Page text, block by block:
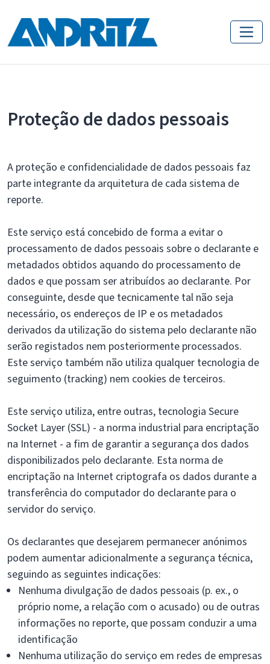
Proteção de dados pessoais
A proteção e confidencialidade de dados pessoais faz
parte integrante da arquitetura de cada sistema de
reporte.
Este serviço está concebido de forma a evitar o
processamento de dados pessoais sobre o declarante e
metadados obtidos aquando do processamento de
dados e que possam ser atribuídos ao declarante. Por
conseguinte, desde que tecnicamente tal não seja
necessário, os endereços de IP e os metadados
derivados da utilização do sistema pelo declarante não
serão registados nem posteriormente processados.
Este serviço também não utiliza qualquer tecnologia de
seguimento (tracking) nem cookies de terceiros.
Este serviço utiliza, entre outras, tecnologia Secure
Socket Layer (SSL) - a norma industrial para encriptação
na Internet - a fim de garantir a segurança dos dados
disponibilizados pelo declarante. Esta norma de
encriptação na Internet criptografa os dados durante a
transferência do computador do declarante para o
servidor do serviço.
Os declarantes que desejarem permanecer anónimos
podem aumentar adicionalmente a segurança técnica,
seguindo as seguintes indicações:
Nenhuma divulgação de dados pessoais (p. ex., o
próprio nome, a relação com o acusado) ou de outras
informações no reporte, que possam conduzir a uma
identificação
Nenhuma utilização do serviço em redes de empresas